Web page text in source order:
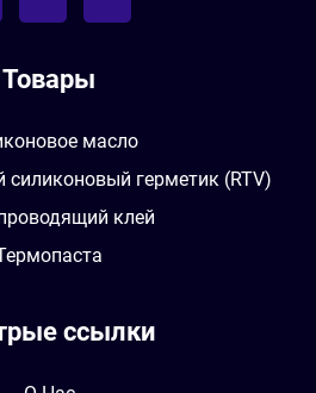
Товары
масло
герметик (RTV)
клей
ссылки